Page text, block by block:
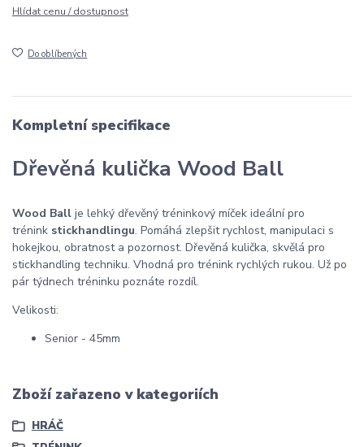
Hlídat cenu / dostupnost
Do oblíbených
Kompletní specifikace
Dřevěná kulička Wood Ball
Wood Ball je lehký dřevěný tréninkový míček ideální pro
trénink stickhandlingu. Pomáhá zlepšit rychlost, manipulaci s
hokejkou, obratnost a pozornost. Dřevěná kulička, skvělá pro
stickhandling techniku. Vhodná pro trénink rychlých rukou. Už po
pár týdnech tréninku poznáte rozdíl.
Velikosti:
Senior - 45mm
Zboží zařazeno v kategoriích
HRÁČ